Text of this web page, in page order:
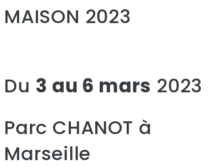
MAISON 2023
Du 3 au 6 mars 2023
Parc CHANOT à
Marseille